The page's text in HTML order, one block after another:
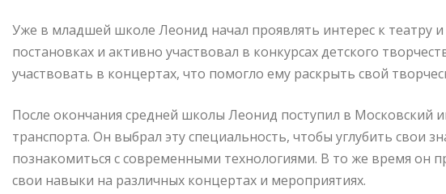
Уже в младшей школе Леонид начал проявлять интерес к театру
постановках и активно участвовал в конкурсах детского
участвовать в концертах, что помогло ему раскрыть свой
После окончания средней школы Леонид поступил в Московский
транспорта. Он выбрал эту специальность, чтобы углубить свои
познакомиться с современными технологиями. В то же время он
свои навыки на различных концертах и мероприятиях.